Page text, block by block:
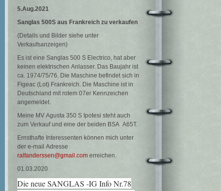
5.Aug.2021
Sanglas 500S aus Frankreich zu verkaufen
(Details und Bilder siehe unter
Verkaufsanzeigen)
Es ist eine Sanglas 500 S Electrico, hat aber
keinen elektrischen Anlasser. Das Baujahr ist
ca. 1974/75/76. Die Maschine befindet sich in
Figeac (Lot) Frankreich. Die Maschine ist in
Deutschland mit rotem 07er Kennzeichen
angemeldet.
Meine MV Agusta 350 S Ipotesi steht auch
zum Verkauf und eine der beiden BSA A65T.
Ernsthafte Interessenten können mich unter
der e-mail Adresse
ralfanderssen@gmail.com erreichen.
01.03.2020
Die neue SANGLAS -IG Info Nr.78